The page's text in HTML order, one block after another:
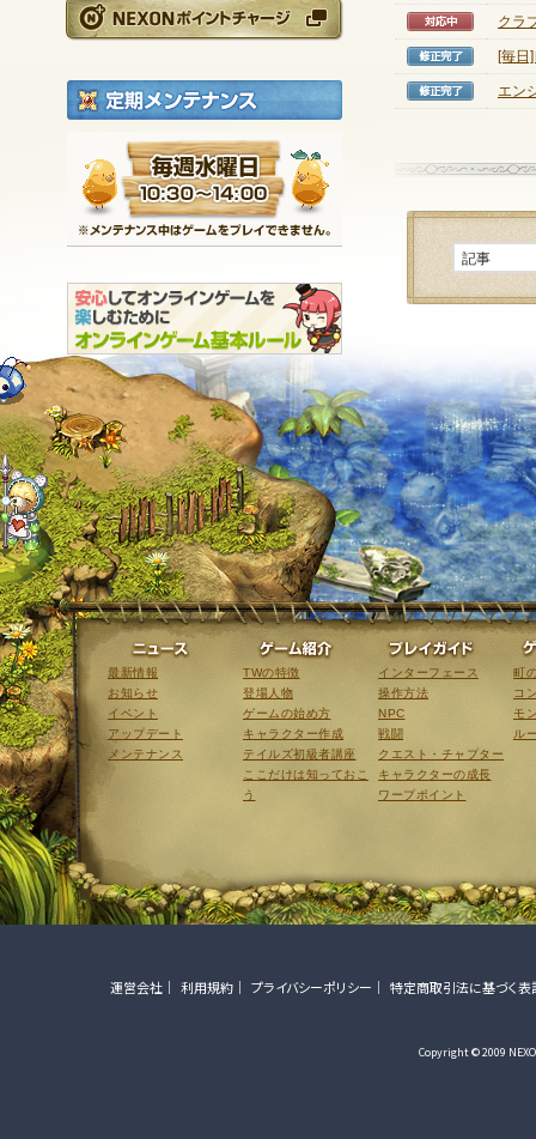
NEXONポイントチ
定期メンテナンス
※メンテナンス中は
対応中
クラ
修正完
[毎日
修正完
エン
ニュース
最新情報
お知らせ
イベント
アップデート
メンテナンス
ゲーム紹介
TWの特徴
登場人物
ゲームの始め方
キャラクター作成
テイルズ初級者講座
ここだけは知っておこ
う
インターフェース
操作方法
NPC
戦闘
クエスト・チャプター
キャラクターの成長
ワープポイント
町
コ
モ
ル
運営会社 利用規約 プライバシーポリシー 特定商取引法に基づく表
Copyright © 2009